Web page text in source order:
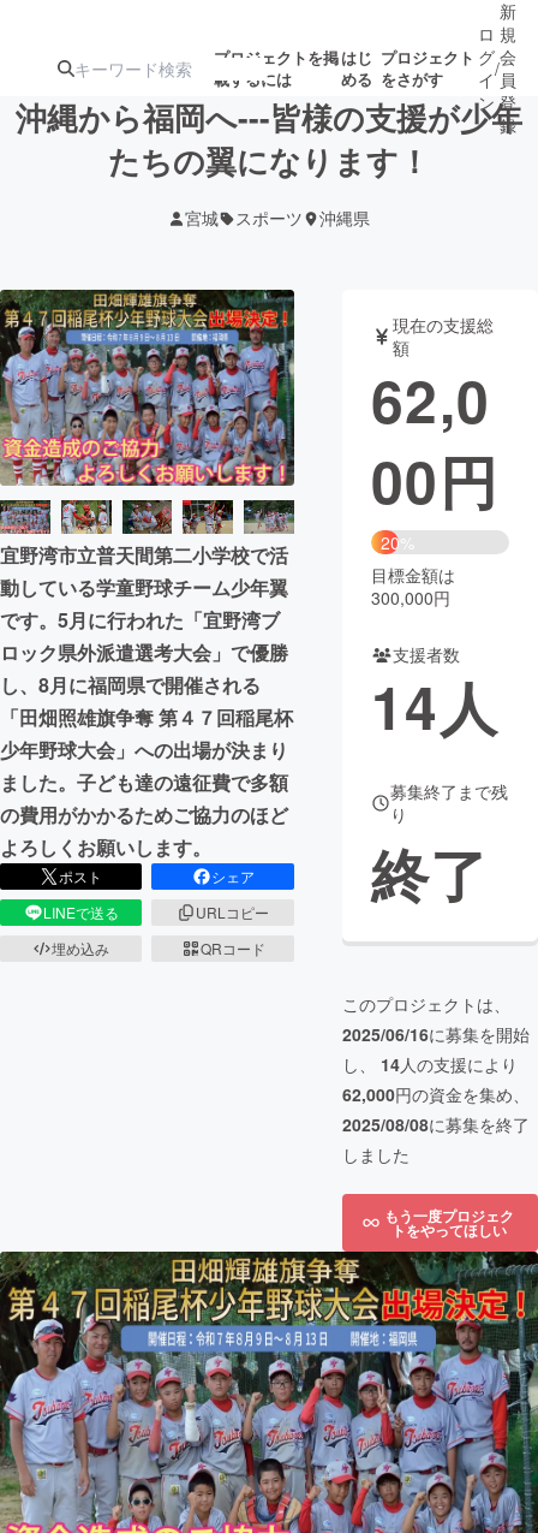
プロジェクトを掲
載するには
はじ
める
プロジェクト
をさがす
注目の新着プロ
ジェクト
募集終了が近いプ
ロジェクト
アート・写真 音楽
テクノロジー・ガジェット ゲーム・
映像・映画 書籍・雑誌
ビジネス・起業 チャレンジ
まちづくり・地域活性化
CAMPFIRE for Social Good
CAMPFIRE Creation
CAMPFIREふるさと納税
コミュニティ
ロ
グ
イ
ン
/
新
規
会
員
登
録
沖縄から福岡へ---皆様の支援が少年
たちの翼になります！
宮城 スポーツ 沖縄県
宜野湾市立普天間第二小学校で活
動している学童野球チーム少年翼
です。5月に行われた「宜野湾ブ
ロック県外派遣選考大会」で優勝
し、8月に福岡県で開催される
「田畑照雄旗争奪 第４７回稲尾杯
少年野球大会」への出場が決まり
ました。子ども達の遠征費で多額
の費用がかかるためご協力のほど
よろしくお願いします。
ポスト
シェア
LINEで送る
URLコピー
埋め込み
QRコード
現在の支援総
額
62,0
00円
20%
目標金額は
300,000円
支援者数
14人
募集終了まで残
り
終了
このプロジェクトは、
2025/06/16に募集を開始
し、 14人の支援により
62,000円の資金を集め、
2025/08/08に募集を終了
しました
もう一度プロジェク
トをやってほしい